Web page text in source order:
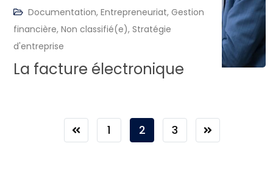
Documentation, Entrepreneuriat, Gestion
financière, Non classifié(e), Stratégie
d'entreprise
La facture électronique
1 2 3